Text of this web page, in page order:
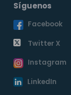
Síguenos
Facebook
Twitter X
Instagram
LinkedIn